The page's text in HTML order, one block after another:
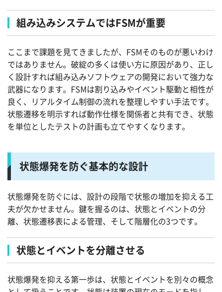
組み込みシステムではFSMが重要
ここまで課題を見てきましたが、FSMそのものが悪いわけ
ではありません。破綻の多くは使い方に原因があり、正し
く設計すれば組み込みソフトウェアの開発において強力な
武器になります。FSMは割り込みやイベント駆動と相性が
良く、リアルタイム制御の流れを整理しやすい手法です。
状態遷移を明示すれば動作仕様を関係者と共有でき、状態
を単位としたテストの計画も立てやすくなります。
状態爆発を防ぐ基本的な設計
状態爆発を防ぐには、設計の段階で状態の増加を抑える工
夫が欠かせません。鍵を握るのは、状態とイベントの分
離、状態遷移表による管理、そして階層化の3つです。
状態とイベントを分離させる
状態爆発を抑える第一歩は、状態とイベントを別々の概念